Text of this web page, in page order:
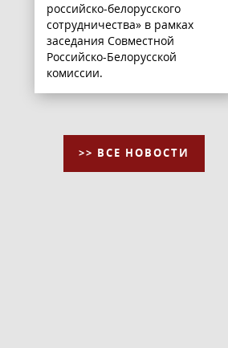
российско-белорусского
сотрудничества» в рамках
заседания Совместной
Российско-Белорусской
комиссии.
>> ВСЕ НОВОСТИ